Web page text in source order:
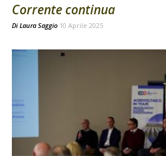
Corrente continua
Di Laura Saggio 10 Aprile 2025